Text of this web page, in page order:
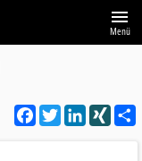
menu
Menü
Facebook
Twitter XING